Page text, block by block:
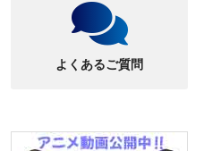
よくあるご質問